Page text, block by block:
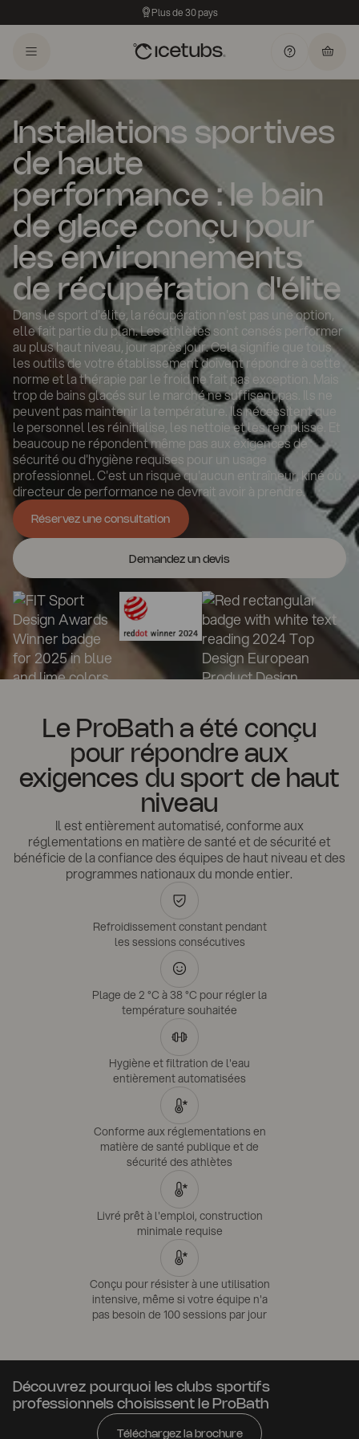
Plus de 30 pays
Installations sportives
de haute
performance : le bain
de glace conçu pour
les environnements
de récupération d'élite
Dans le sport d'élite, la récupération n'est pas une option,
elle fait partie du plan. Les athlètes sont censés performer
au plus haut niveau, jour après jour. Cela signifie que tous
les outils de votre établissement doivent répondre à cette
norme et la thérapie par le froid ne fait pas exception. Mais
trop de bains glacés sur le marché ne suffisent pas. Ils ne
peuvent pas maintenir la température. Ils nécessitent que
le personnel les réinitialise, les nettoie et les remplisse. Et
beaucoup ne répondent même pas aux exigences de
sécurité ou d'hygiène requises pour un usage
professionnel. C'est un risque qu'aucun entraîneur, kiné ou
directeur de performance ne devrait avoir à prendre.
Réservez une consultation
Demandez un devis
Le ProBath a été conçu
pour répondre aux
exigences du sport de haut
niveau
Il est entièrement automatisé, conforme aux
réglementations en matière de santé et de sécurité et
bénéficie de la confiance des équipes de haut niveau et des
programmes nationaux du monde entier.
Refroidissement constant pendant
les sessions consécutives
Plage de 2 °C à 38 °C pour régler la
température souhaitée
Hygiène et filtration de l'eau
entièrement automatisées
Conforme aux réglementations en
matière de santé publique et de
sécurité des athlètes
Livré prêt à l'emploi, construction
minimale requise
Conçu pour résister à une utilisation
intensive, même si votre équipe n'a
pas besoin de 100 sessions par jour
Découvrez pourquoi les clubs sportifs
professionnels choisissent le ProBath
Téléchargez la brochure